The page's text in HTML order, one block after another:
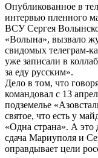
Опубликованное в
интервью пленного
ВСУ Сергея
«Волына», вызвало
свидомых телеграм-
уже записали в
за еду русским».
Дело в том, что
командовал с 13
подземелье
святое, что есть у
«Одна страна». А это
сдача Мариуполя и
оправдывает цели